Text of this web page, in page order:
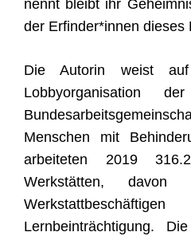
der Erfinder*innen dieses
Die Autorin weist
Lobbyorganisation
Menschen mit
arbeiteten 2019
Werkstätten,
Lernbeinträchtigung.